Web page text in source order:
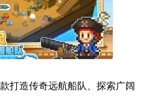
打造传奇远航船队、探索广阔